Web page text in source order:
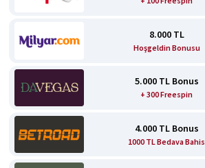
8.000 TL
Hoşgeldin Bonusu
5.000 TL Bonus
+ 300 Freespin
4.000 TL Bonus
1000 TL Bedava Bahis